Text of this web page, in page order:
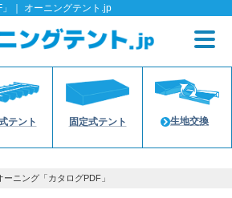
｜ オーニングテント.jp
テント 固定式テント 生地交換
ーニング「カタログPDF」